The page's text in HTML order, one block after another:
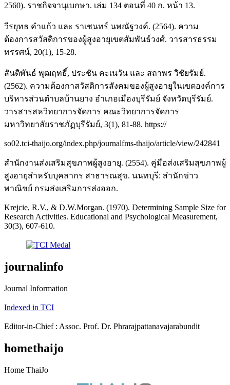
2560). ราชกิจจานุเบกษา. เล่ม 134 ตอนที่ 40 ก. หน้า 13.
วีรยุทธ คำแก้ว และ ราเชนทร์ นพณัฐวงค์. (2564). ความ
ต้องการสวัสดิการของผู้สูงอายุเขตสัมพันธ์วงศ์. วารสารธรรม
ทรรศน์, 20(1), 15-28.
สันติพันธ์ พุฒฤทธิ์, ประชัน คะเนวัน และ สถาพร วิชัยรัมย์.
(2562). ความต้องกาสวัสดิการสังคมของผู้สูงอายุในเขตองค์การ
บริหารส่วนตำบลบ้านยาง อำเภอเมืองบุรีรัมย์ จังหวัดบุรีรัมย์.
วารสารสหวิทยาการจัดการ คณะวิทยาการจัดการ
มหาวิทยาลัยราชภัฏบุรีรัมย์, 3(1), 81-88. https://
so02.tci-thaijo.org/index.php/journalfms-thaijo/article/view/242841
สำนักงานส่งเสริมสุขภาพผู้สูงอายุ. (2554). คู่มือส่งเสริมสุขภาพผู้
สูงอายุสำหรับบุคลากร สาธารณสุข. นนทบุรี: สำนักข่าว
พาณิชย์ กรมส่งเสริมการส่งออก.
Krejcie, R.V., & D.W.Morgan. (1970). Determining Sample Size for
Research Activities. Educational and Psychological Measurement,
30(3), 607-610.
journalinfo
Journal Information
Indexed in TCI
Editor-in-Chief : Assoc. Prof. Dr. Phrarajpattanavajarabundit
homethaijo
Home ThaiJo